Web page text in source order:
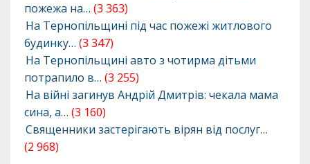
пожежа на… (3 363)
На Тернопільщині під час пожежі житлового
будинку… (3 347)
На Тернопільщині авто з чотирма дітьми
потрапило в… (3 255)
На війні загинув Андрій Дмитрів: чекала мама
сина, а… (3 160)
Священники застерігають вірян від послуг…
(2 968)